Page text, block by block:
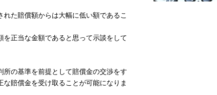
た賠償額からは大幅に低い額であるこ
正当な金額であると思って示談をして
の基準を前提として賠償金の交渉をす
賠償金を受け取ることが可能になりま